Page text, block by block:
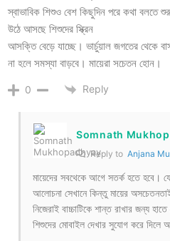
স্বাভাবিক শিশুও বেশ কিছুদিন পরে কথা
উঠে আসছে শিশুদের স্ক্রিন
আসক্তি বেড়ে যাচ্ছে। ভার্চুয়াল জগতের থেকে
না হলে সমস্যা বাড়বে। মায়েরা সচেতন হোন।
0 Reply
Somnath
Reply to Anjana
মায়েদের সবথেকে আগে সতর্ক হতে হবে।
আলোচনা সেখানে কিন্তু মায়ের
নিজেরাই বাচ্চাটিকে শান্ত রাখার জন্য
শিশুদের মোবাইল দেখার সুযোগ করে দিলে